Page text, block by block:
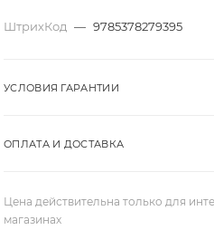
ШтрихКод — 9785378279395
УСЛОВИЯ ГАРАНТИИ
ОПЛАТА И ДОСТАВКА
Цена действительна только для
магазинах